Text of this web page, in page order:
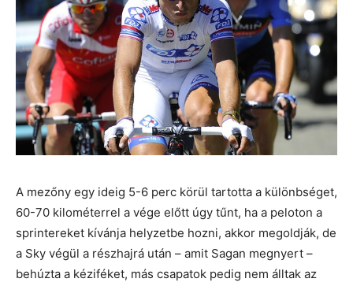
A mezőny egy ideig 5-6 perc körül tartotta a különbséget,
60-70 kilométerrel a vége előtt úgy tűnt, ha a peloton a
sprintereket kívánja helyzetbe hozni, akkor megoldják, de
a Sky végül a részhajrá után – amit Sagan megnyert –
behúzta a kéziféket, más csapatok pedig nem álltak az